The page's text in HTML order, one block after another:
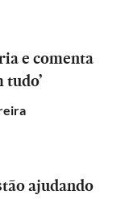
e comenta
tudo’
ajudando